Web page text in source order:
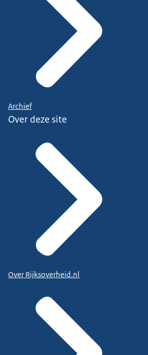
Archief
Over deze site
Over Rijksoverheid.nl